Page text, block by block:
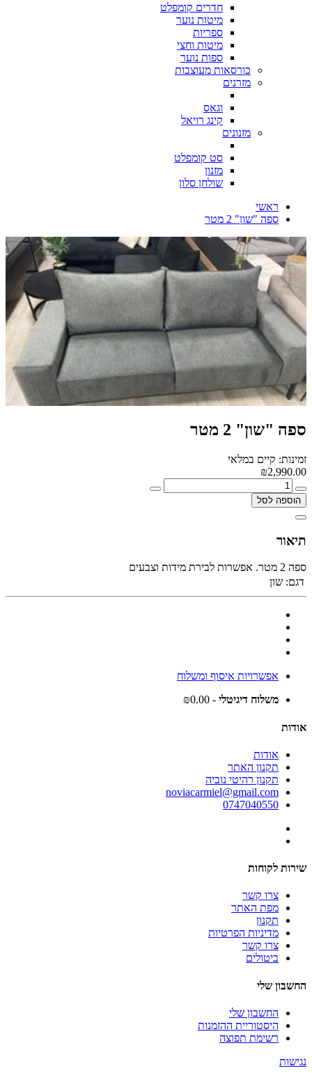
חדרים קומפלט
מיטות נוער
ספריות
מיטות וחצי
ספות נוער
כורסאות מעוצבות
מזרנים
וגאס
קינג רויאל
מזנונים
סט קומפלט
מזנון
שולחן סלון
ראשי
ספה "שון" 2 מטר
ספה "שון" 2 מטר
זמינות: קיים במלאי
₪2,990.00
הוספה לסל
תיאור
ספה 2 מטר. אפשרות לבירת מידות וצבעים
דגם: שון
אפשרויות איסוף ומשלוח
משלוח דיגיטלי - ₪0.00
אודות
אודות
תקנון האתר
תקנון רהיטי נוביה
noviacarmiel@gmail.com
0747040550
שירות לקוחות
צרו קשר
מפת האתר
תקנון
מדיניות הפרטיות
צרו קשר
ביטולים
החשבון שלי
החשבון שלי
היסטוריית ההזמנות
רשימת תפוצה
נגישות